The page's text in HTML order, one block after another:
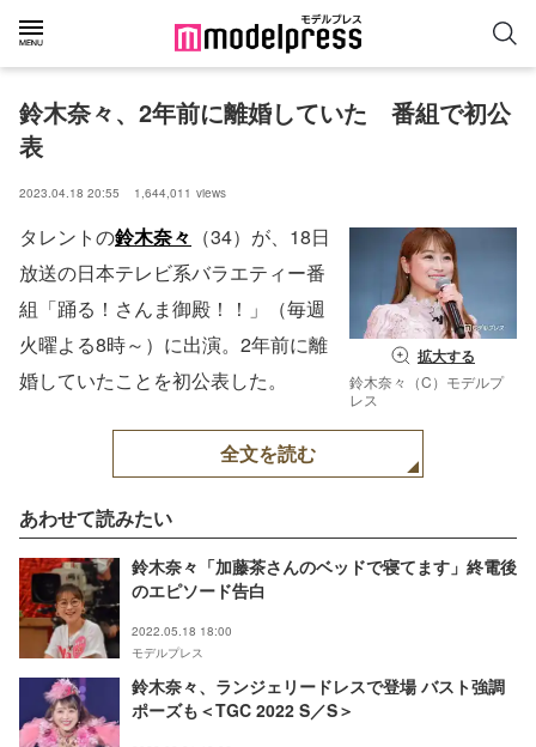
鈴木奈々、2年前に離婚していた　番組で初公
表
2023.04.18 20:55 1,644,011 views
拡大する
鈴木奈々（C）モデルプ
レス
タレントの鈴木奈々 （34）が、18日
放送の日本テレビ系バラエティー番
組「踊る！さんま御殿！！」（毎週
火曜よる8時～）に出演。2年前に離
婚していたことを初公表した。
全文を読む
あわせて読みたい
鈴木奈々「加藤茶さんのベッドで寝てます」終電後
のエピソード告白
2022.05.18 18:00
モデルプレス
鈴木奈々、ランジェリードレスで登場 バスト強調
ポーズも＜TGC 2022 S／S＞